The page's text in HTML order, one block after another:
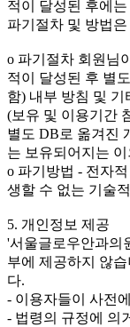
적이 달성된 후에
파기절차 및 방법
ο 파기절차 회원님
적이 달성된 후 별
함) 내부 방침 및
(보유 및 이용기간
별도 DB로 옮겨진
는 보유되어지는
ο 파기방법 - 전자
생할 수 없는 기술
5. 개인정보 제공
'서울글로우안과의
부에 제공하지 않
다.
- 이용자들이 사전
- 법령의 규정에 의